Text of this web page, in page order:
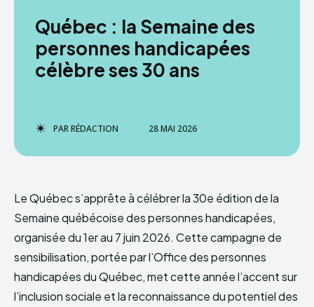
Québec : la Semaine des
personnes handicapées
célèbre ses 30 ans
PARRÉDACTION 28 MAI 2026
Le Québec s’apprête à célébrer la 30e édition de la
Semaine québécoise des personnes handicapées,
organisée du 1er au 7 juin 2026. Cette campagne de
sensibilisation, portée par l’Office des personnes
handicapées du Québec, met cette année l’accent sur
l’inclusion sociale et la reconnaissance du potentiel des